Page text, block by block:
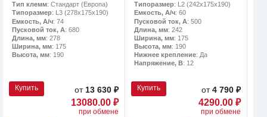
Тип клемм: Стандарт (Европа)
Типоразмер: L3 (278х175х190)
Емкость, А/ч: 74
Пусковой ток, А: 680
Длина, мм: 278
Ширина, мм: 175
Высота, мм: 190
Купить от 13 630 ₽
13080.00 ₽
при обмене
Типоразмер: L2 (242х175х190)
Емкость, А/ч: 60
Пусковой ток, А: 500
Длина, мм: 242
Ширина, мм: 175
Высота, мм: 190
Нижнее крепление: Да
Напряжение, В: 12
Купить от4 790 ₽
4290.00 ₽
при обмене